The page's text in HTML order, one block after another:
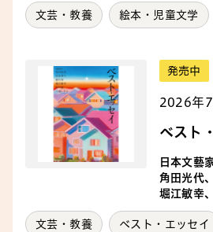
文芸・教養 絵本・児童文学
発売中
2026年
ベスト
日本文藝
角田光代
堀江敏幸
文芸・教養 ベスト・エッセイ